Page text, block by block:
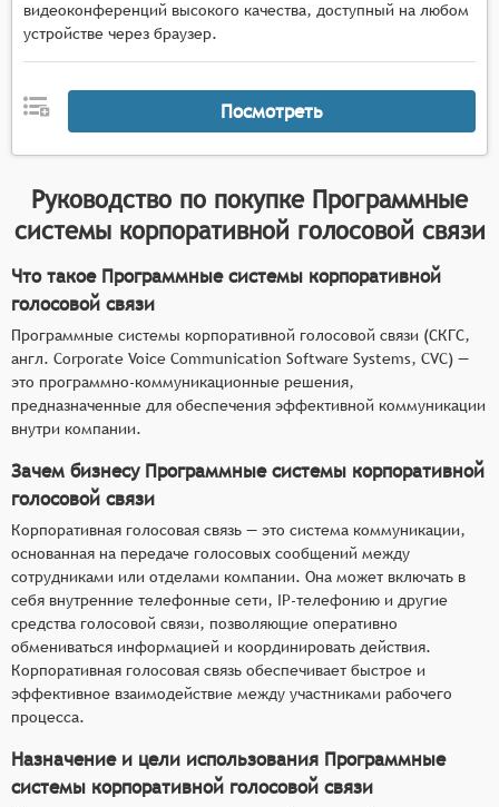
видеоконференций высокого качества, доступный на любом
устройстве через браузер.
Посмотреть
Руководство по покупке Программные
системы корпоративной голосовой связи
Что такое Программные системы корпоративной
голосовой связи
Программные системы корпоративной голосовой связи (СКГС,
англ. Corporate Voice Communication Software Systems, CVC) —
это программно-коммуникационные решения,
предназначенные для обеспечения эффективной коммуникации
внутри компании.
Зачем бизнесу Программные системы корпоративной
голосовой связи
Корпоративная голосовая связь — это система коммуникации,
основанная на передаче голосовых сообщений между
сотрудниками или отделами компании. Она может включать в
себя внутренние телефонные сети, IP-телефонию и другие
средства голосовой связи, позволяющие оперативно
обмениваться информацией и координировать действия.
Корпоративная голосовая связь обеспечивает быстрое и
эффективное взаимодействие между участниками рабочего
процесса.
Назначение и цели использования Программные
системы корпоративной голосовой связи